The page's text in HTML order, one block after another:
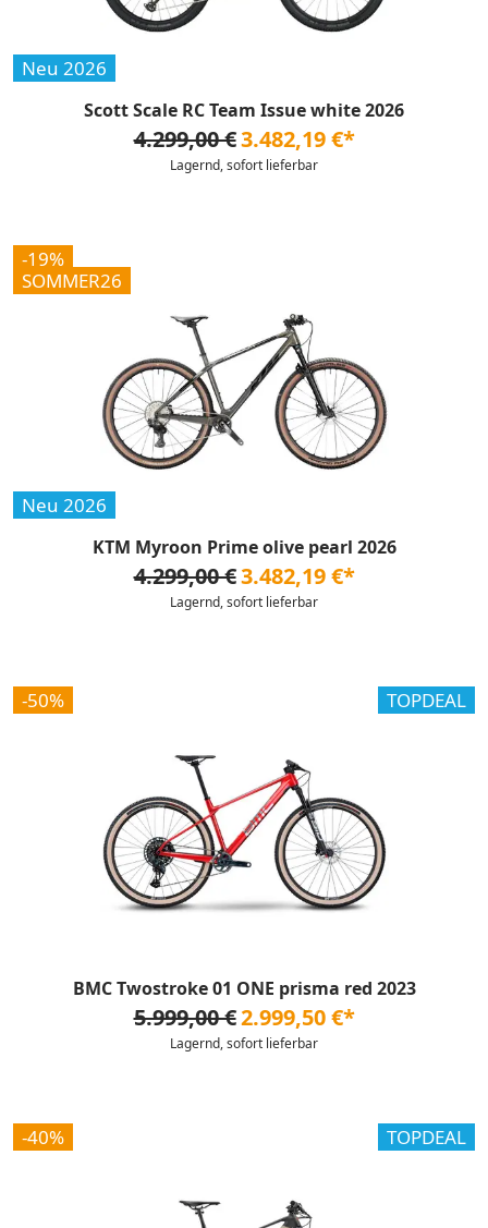
Neu 2026
Scott Scale RC Team Issue white 2026
4.299,00 €3.482,19 €*
Lagernd, sofort lieferbar
-19%
SOMMER26
Neu 2026
KTM Myroon Prime olive pearl 2026
4.299,00 €3.482,19 €*
Lagernd, sofort lieferbar
-50% TOPDEAL
BMC Twostroke 01 ONE prisma red 2023
5.999,00 €2.999,50 €*
Lagernd, sofort lieferbar
-40% TOPDEAL